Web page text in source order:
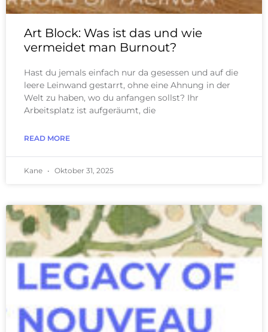
Art Block: Was ist das und wie
vermeidet man Burnout?
Hast du jemals einfach nur da gesessen und auf die
leere Leinwand gestarrt, ohne eine Ahnung in der
Welt zu haben, wo du anfangen sollst? Ihr
Arbeitsplatz ist aufgeräumt, die
READ MORE
Kane Oktober 31, 2025